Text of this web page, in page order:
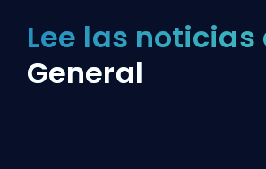
Lee las noticias
General